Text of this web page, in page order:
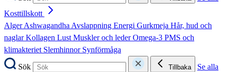
Kosttillskott
AlgerAshwagandhaAvslappning Energi Gurkmeja Hår, hud och
naglarKollagen LustMuskler och lederOmega-3 PMS och
klimakteriet Slemhinnor Synförmåga
Sök
Tillbaka
Se alla